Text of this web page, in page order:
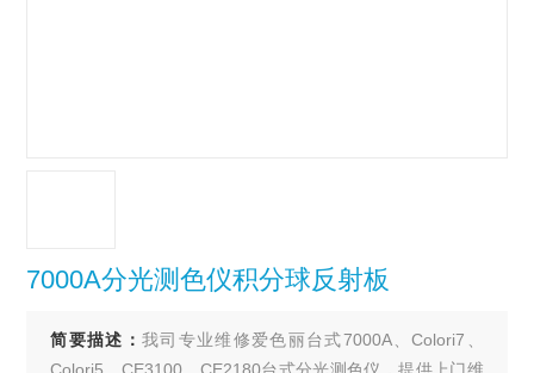
7000A分光测色仪积分球反射板
简要描述：我司专业维修爱色丽台式7000A、Colori7、